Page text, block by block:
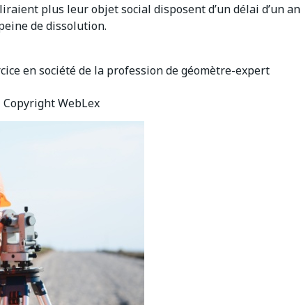
plus leur objet social disposent d’un délai d’un an
de dissolution.
en société de la profession de géomètre-expert
WebLex